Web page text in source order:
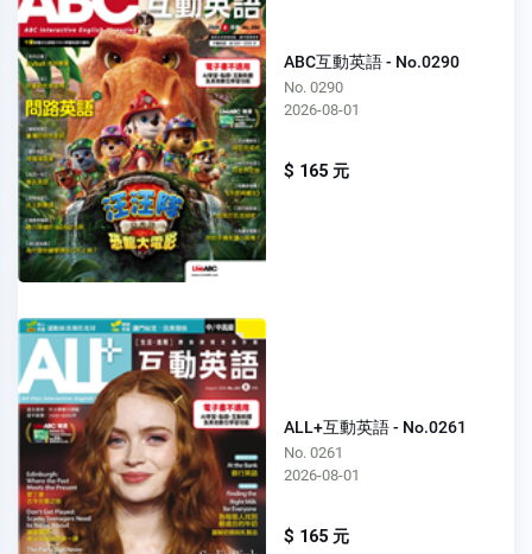
ABC互動英語 - No.0290
No. 0290
2026-08-01
$ 165 元
ALL+互動英語 - No.0261
No. 0261
2026-08-01
$ 165 元